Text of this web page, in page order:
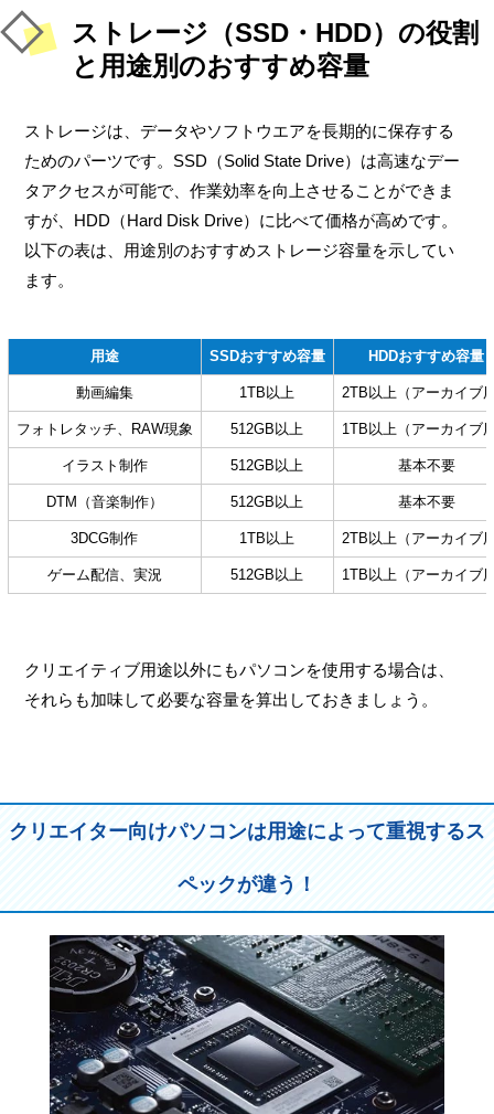
ストレージ（SSD・HDD）の役割
と用途別のおすすめ容量
ストレージは、データやソフトウエアを長期的に保存する
ためのパーツです。SSD（Solid State Drive）は高速なデー
タアクセスが可能で、作業効率を向上させることができま
すが、HDD（Hard Disk Drive）に比べて価格が高めです。
以下の表は、用途別のおすすめストレージ容量を示してい
ます。
用途 SSDおすすめ容量 HDDおすすめ容量
動画編集 1TB以上 2TB以上（アーカイブ
フォトレタッチ、RAW現象 512GB以上 1TB以上（アーカイブ
イラスト制作 512GB以上 基本不要
DTM（音楽制作） 512GB以上 基本不要
3DCG制作 1TB以上 2TB以上（アーカイブ
ゲーム配信、実況 512GB以上 1TB以上（アーカイブ
クリエイティブ用途以外にもパソコンを使用する場合は、
それらも加味して必要な容量を算出しておきましょう。
クリエイター向けパソコンは用途によって重視するス
ペックが違う！